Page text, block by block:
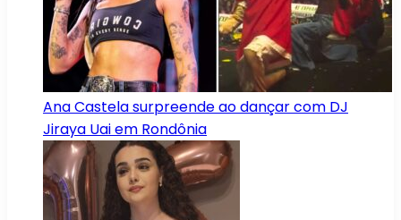
Ana Castela surpreende ao dançar com DJ
Jiraya Uai em Rondônia